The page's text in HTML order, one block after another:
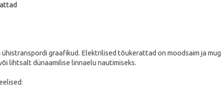
ühistranspordi graafikud. Elektrilised tõukerattad on moodsaim ja
lihtsalt dünaamilise linnaelu nautimiseks.